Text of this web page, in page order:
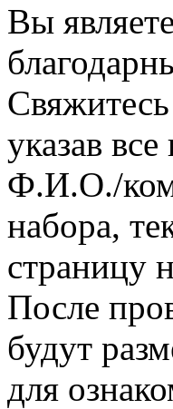
Вы
указав
Ф.И.О./
набора,
страницу
После
будут
для